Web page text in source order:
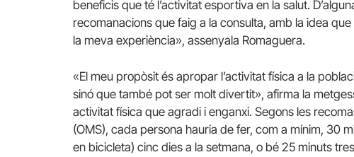
beneficis que té l’activitat esportiva en la salut.
recomanacions que faig a la consulta, amb la idea
la meva experiència», assenyala Romaguera.
«El meu propòsit és apropar l’activitat física a la
sinó que també pot ser molt divertit», afirma la
activitat física que agradi i enganxi. Segons les
(OMS), cada persona hauria de fer, com a mínim, 30
en bicicleta) cinc dies a la setmana, o bé 25 minuts